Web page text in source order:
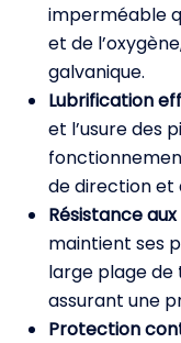
imperméable
et de
galvanique.
Lubrification
et l’usure des
de direction et
Résistance
maintient ses
large plage de
assurant une
Protection